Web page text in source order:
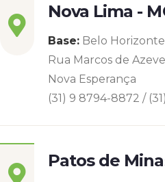
Nova Lima -
Base: Belo Horizonte
Rua Marcos de
Nova Esperança
(31) 9 8794-8872 /
Patos de